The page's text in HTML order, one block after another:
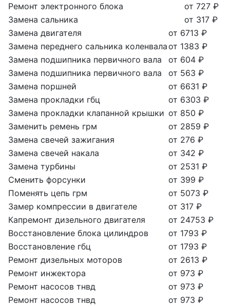
Ремонт электронного блока
от 727 ₽
Замена сальника
от 317 ₽
Замена двигателя
от 6713 ₽
Замена переднего сальника коленвалаот 1383 ₽
Замена подшипника первичного вала
от 604 ₽
Замена подшипника первичного вала
от 563 ₽
Замена поршней
от 6631 ₽
Замена прокладки гбц
от 6303 ₽
Замена прокладки клапанной крышки от 850 ₽
Заменить ремень грм
от 2859 ₽
Замена свечей зажигания
от 276 ₽
Замена свечей накала
от 342 ₽
Замена турбины
от 2531 ₽
Сменить форсунки
от 399 ₽
Поменять цепь грм
от 5073 ₽
Замер компрессии в двигателе
от 317 ₽
Капремонт дизельного двигателя
от 24753 ₽
Восстановление блока цилиндров
от 1793 ₽
Восстановление гбц
от 1793 ₽
Ремонт дизельных моторов
от 2613 ₽
Ремонт инжектора
от 973 ₽
Ремонт насосов тнвд
от 973 ₽
Ремонт насосов тнвд
от 973 ₽